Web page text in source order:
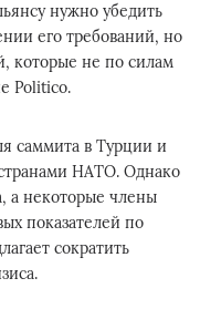
нужно убедить
его требований, но
которые не по силам
Politico.
саммита в Турции и
НАТО. Однако
а некоторые члены
показателей по
сократить